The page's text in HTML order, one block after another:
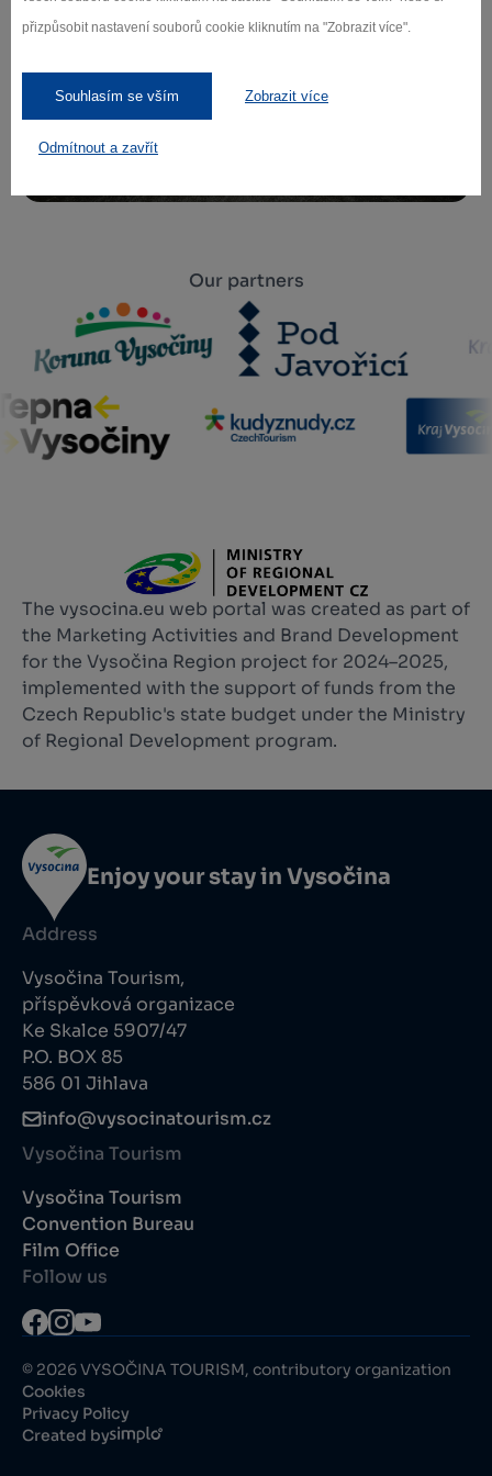
přizpůsobit nastavení souborů cookie kliknutím na "Zobrazit více".
Souhlasím se vším Zobrazit více
Odmítnout a zavřít
We care about personal data protection.
Odebírat
Our partners
The vysocina.eu web portal was created as part of
the Marketing Activities and Brand Development
for the Vysočina Region project for 2024–2025,
implemented with the support of funds from the
Czech Republic's state budget under the Ministry
of Regional Development program.
Enjoy your stay in Vysočina
Address
Vysočina Tourism,
příspěvková organizace
Ke Skalce 5907/47
P.O. BOX 85
586 01 Jihlava
info@vysocinatourism.cz
Vysočina Tourism
Vysočina Tourism
Convention Bureau
Film Office
Follow us
© 2026 VYSOČINA TOURISM, contributory organization
Cookies
Privacy Policy
Created by